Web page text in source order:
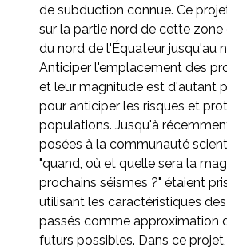
de subduction connue. Ce
sur la partie nord de cette zone
du nord de l'Équateur jusqu'au
Anticiper l'emplacement des
et leur magnitude est d'autant
pour anticiper les risques et
populations. Jusqu'à
posées à la communauté
"quand, où et quelle sera la
prochains séismes ?" étaient
utilisant les caractéristiques
passés comme approximation
futurs possibles. Dans ce